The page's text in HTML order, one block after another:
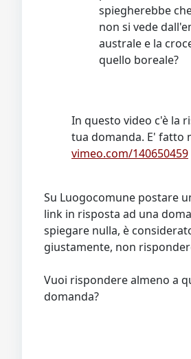
spiegherebbe
non si vede
australe e la
quello boreale?
In questo video c'è la
tua domanda. E' fatto
vimeo.com/140650459
Su Luogocomune postare
link in risposta ad una
spiegare nulla, è
giustamente, non
Vuoi rispondere almeno a
domanda?